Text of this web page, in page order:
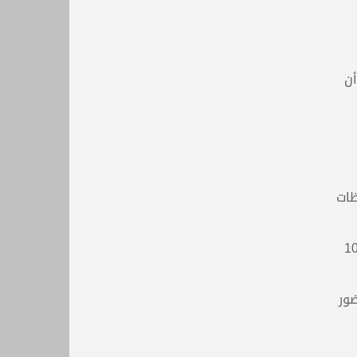
لحظة اعتباراً من بداية الأسبوع الثاني للدورة، مدة العرض 10